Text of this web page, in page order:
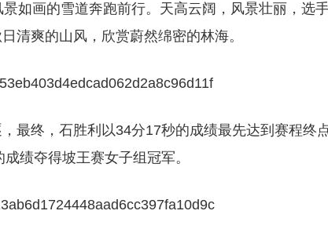
如画的雪道奔跑前行。天高云阔，风景壮丽，选
清爽的山风，欣赏蔚然绵密的林海。
最终，石胜利以34分17秒的成绩最先达到赛程终
绩夺得坡王赛女子组冠军。